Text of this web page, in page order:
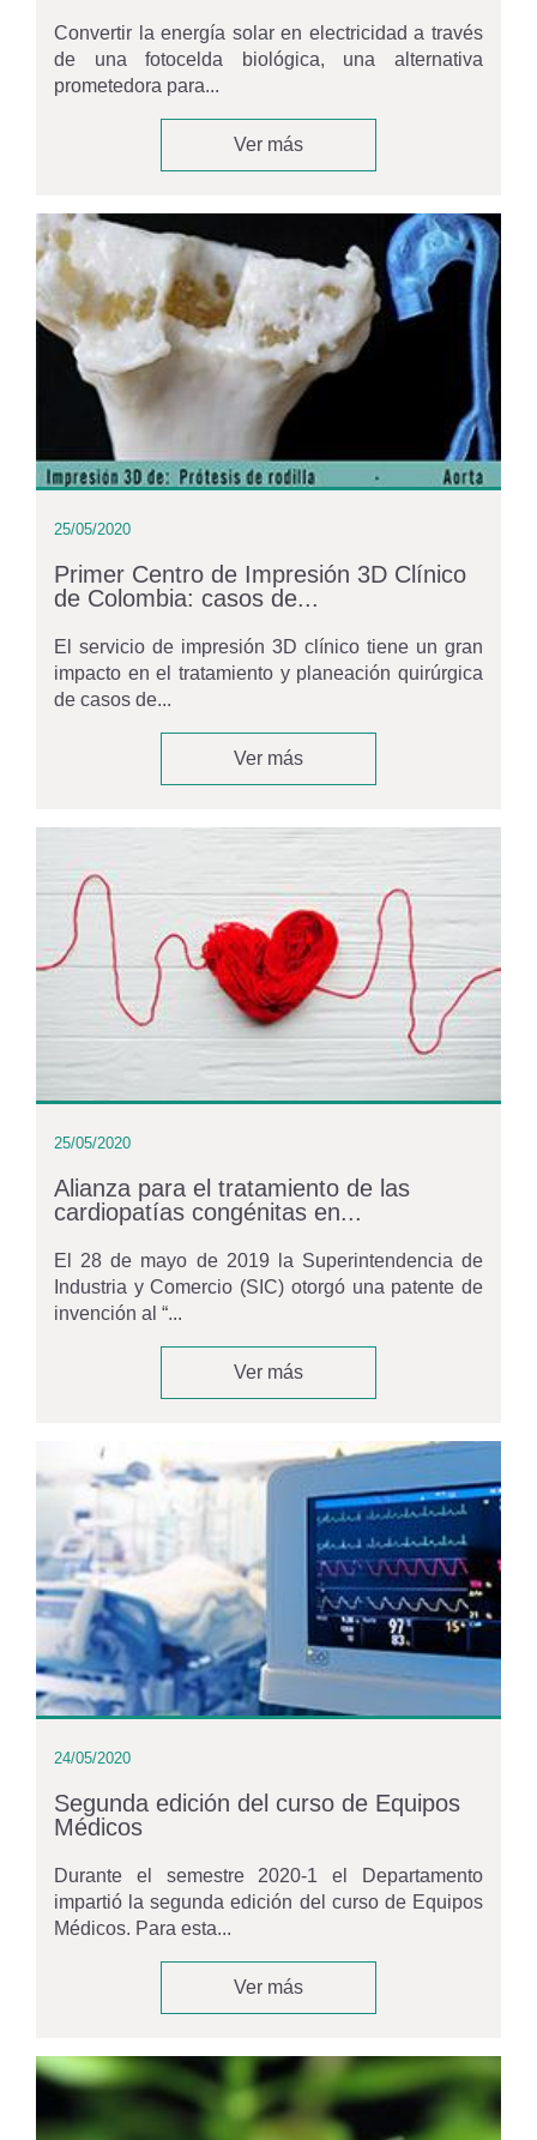
Convertir la energía solar en electricidad a través
de una fotocelda biológica, una alternativa
prometedora para...
Ver más
25/05/2020
Primer Centro de Impresión 3D Clínico
de Colombia: casos de...
El servicio de impresión 3D clínico tiene un gran
impacto en el tratamiento y planeación quirúrgica
de casos de...
Ver más
25/05/2020
Alianza para el tratamiento de las
cardiopatías congénitas en...
El 28 de mayo de 2019 la Superintendencia de
Industria y Comercio (SIC) otorgó una patente de
invención al “...
Ver más
24/05/2020
Segunda edición del curso de Equipos
Médicos
Durante el semestre 2020-1 el Departamento
impartió la segunda edición del curso de Equipos
Médicos. Para esta...
Ver más